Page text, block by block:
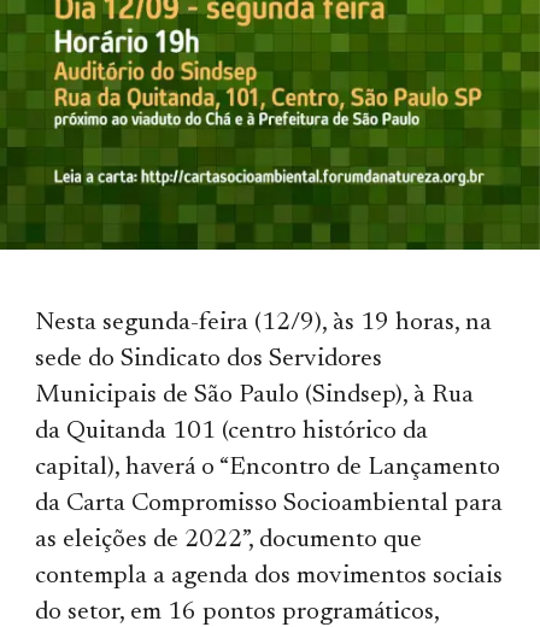
Nesta segunda-feira (12/9), às 19 horas, na
sede do Sindicato dos Servidores
Municipais de São Paulo (Sindsep), à Rua
da Quitanda 101 (centro histórico da
capital), haverá o “Encontro de Lançamento
da Carta Compromisso Socioambiental para
as eleições de 2022”, documento que
contempla a agenda dos movimentos sociais
do setor, em 16 pontos programáticos,